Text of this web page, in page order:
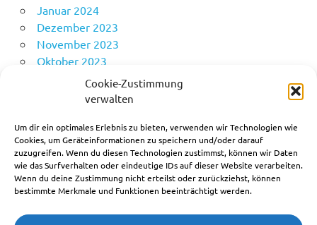
Cookie-Zustimmung
verwalten
Um dir ein optimales Erlebnis zu bieten, verwenden wir Technologien wie
Cookies, um Geräteinformationen zu speichern und/oder darauf
zuzugreifen. Wenn du diesen Technologien zustimmst, können wir Daten
wie das Surfverhalten oder eindeutige IDs auf dieser Website verarbeiten.
Wenn du deine Zustimmung nicht erteilst oder zurückziehst, können
bestimmte Merkmale und Funktionen beeinträchtigt werden.
Januar 2024
Dezember 2023
November 2023
Oktober 2023
April 2023
April 2022
Allgemein
Arbeitseinsatz
Dämmerschoppen